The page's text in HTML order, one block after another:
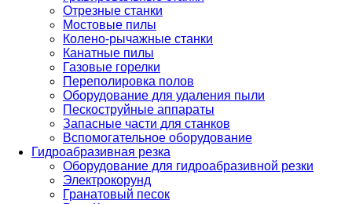
Отрезные станки
Мостовые пилы
Колено-рычажные станки
Канатные пилы
Газовые горелки
Переполировка полов
Оборудование для удаления пыли
Пескоструйные аппараты
Запасные части для станков
Вспомогательное оборудование
Гидроабразивная резка
Оборудование для гидроабразивной резки
Электрокорунд
Гранатовый песок